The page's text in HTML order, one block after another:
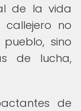
de la vida
no
sino
de lucha,
de